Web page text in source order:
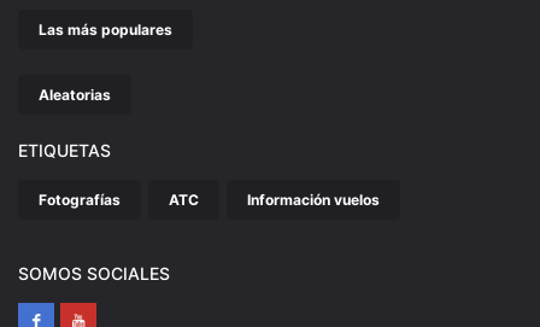
Las más populares
Aleatorias
ETIQUETAS
Fotografías ATC Información vuelos
SOMOS SOCIALES